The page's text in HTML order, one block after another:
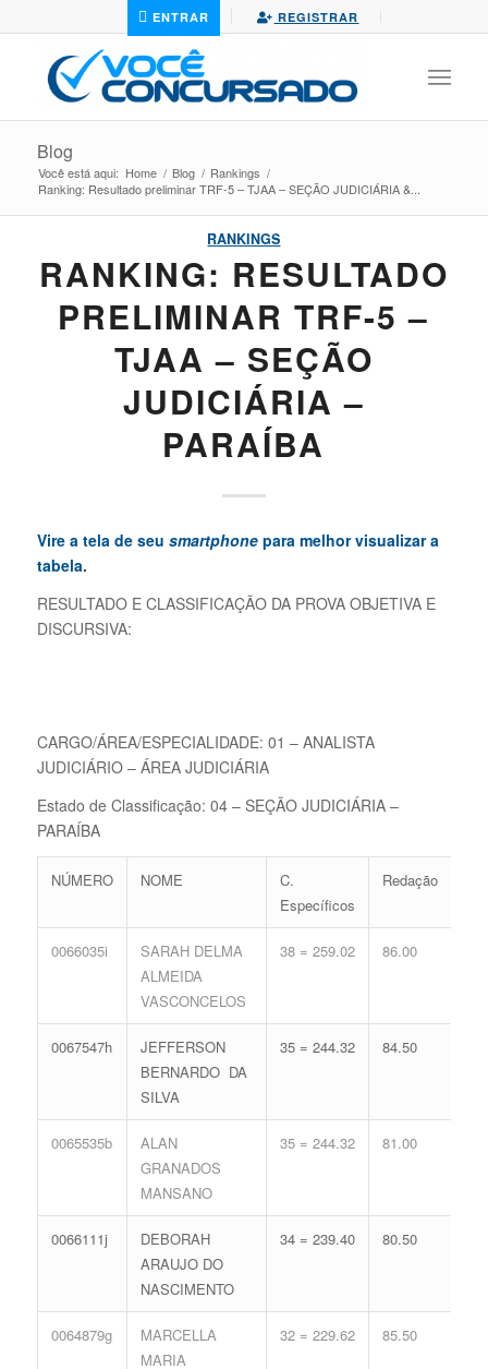
ENTRAR REGISTRAR
Blog
Você está aqui: Home / Blog / Rankings /
Ranking: Resultado preliminar TRF-5 – TJAA – SEÇÃO JUDICIÁRIA &...
RANKINGS
RANKING: RESULTADO
PRELIMINAR TRF-5 –
TJAA – SEÇÃO
JUDICIÁRIA –
PARAÍBA
Vire a tela de seu smartphonepara melhor visualizar a
tabela.
RESULTADO E CLASSIFICAÇÃO DA PROVA OBJETIVA E
DISCURSIVA:
CARGO/ÁREA/ESPECIALIDADE: 01 – ANALISTA
JUDICIÁRIO – ÁREA JUDICIÁRIA
Estado de Classificação: 04 – SEÇÃO JUDICIÁRIA –
PARAÍBA
NÚMERO NOME
C.
Específicos
Redação
0066035i
SARAH DELMA
ALMEIDA
VASCONCELOS
38 = 259.02 86.00
0067547h
JEFFERSON
BERNARDO DA
SILVA
35 = 244.32 84.50
0065535b
ALAN
GRANADOS
MANSANO
35 = 244.32 81.00
0066111j
DEBORAH
ARAUJO DO
NASCIMENTO
34 = 239.40 80.50
0064879g
MARCELLA
MARIA
32 = 229.62 85.50